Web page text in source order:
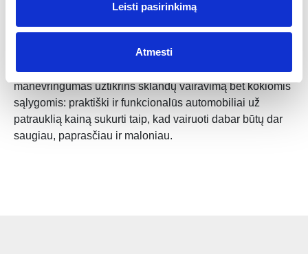
Leisti pasirinkimą
Atmesti
efektyvūs ir prieinami.
Tiek į miesto gatves, tiek į užmiestį su bet
kokiu automobilio modeliu išvažiuosite drąsiai, nes
moderniausi įrenginiai ir komercinių automobilių
manevringumas užtikrins sklandų vairavimą bet kokiomis
sąlygomis: praktiški ir funkcionalūs automobiliai už
patrauklią kainą sukurti taip, kad vairuoti dabar būtų dar
saugiau, paprasčiau ir maloniau.